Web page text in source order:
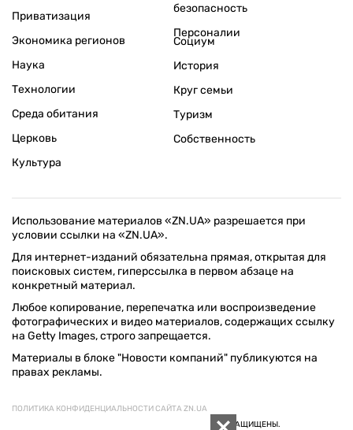
Приватизация
Экономика регионов
безопасность
Персоналии
Наука
Технологии
Среда обитания
Церковь
Культура
Социум
История
Круг семьи
Туризм
Собственность
Использование материалов «ZN.UA» разрешается при
условии ссылки на «ZN.UA».
Для интернет-изданий обязательна прямая, открытая для
поисковых систем, гиперссылка в первом абзаце на
конкретный материал.
Любое копирование, перепечатка или воспроизведение
фотографических и видео материалов, содержащих ссылку
на Getty Images, строго запрещается.
Материалы в блоке "Новости компаний" публикуются на
правах рекламы.
ПОЛИТИКА КОНФИДЕНЦИАЛЬНОСТИ САЙТА ZN.UA
© 1994–2026 «ЗЕРКАЛО НЕДЕЛИ. УКРАИНА». ВСЕ ПРАВА ЗАЩИЩЕНЫ.